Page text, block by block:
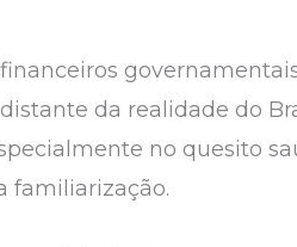
da realidade do
no quesito
familiarização.